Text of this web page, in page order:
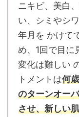
ニキビ、美白
い、シミやシ
年月を かけて
め、1回で目に
変化は難しい
トメントは何
のターンオー
させ、新しい